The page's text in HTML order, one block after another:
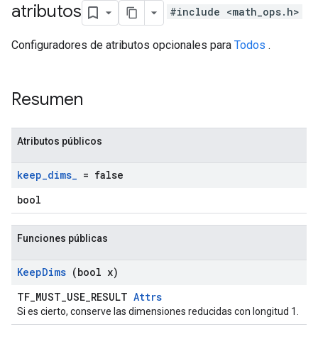
atributos
#include <math_ops.h>
Configuradores de atributos opcionales para Todos .
Resumen
Atributos públicos
keep_dims_ = false
bool
Funciones públicas
KeepDims (bool x)
TF_MUST_USE_RESULT Attrs
Si es cierto, conserve las dimensiones reducidas con longitud 1.